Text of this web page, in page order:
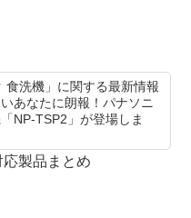
食洗機」に関する最新情報
あなたに朗報！パナソニ
NP-TSP2」が登場しま
製品まとめ